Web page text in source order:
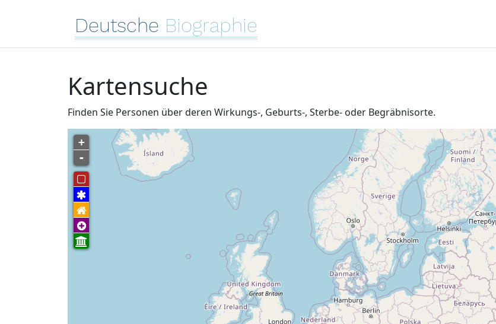
Deutsche Biographie
Kartensuche
Finden Sie Personen über deren Wirkungs-, Geburts-, Sterbe- oder Begräbnisorte.
+
-